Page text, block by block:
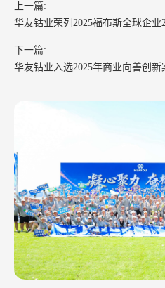
上一篇:
华友钴业荣列2025福布斯全球企业
下一篇:
华友钴业入选2025年商业向善创新